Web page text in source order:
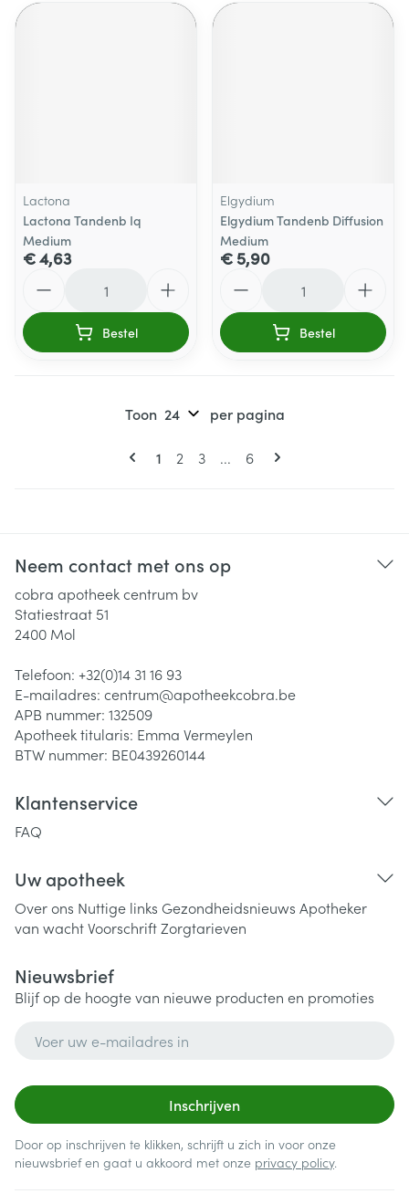
Lactona
Lactona Tandenb Iq
Medium
€ 4,63
Bestel
Elgydium
Elgydium Tandenb Diffusion
Medium
€ 5,90
Bestel
Pagina's
U lees momenteel pagina
1 Pagina
2 Pagina
3 ... Pagina
6
Toon per pagina
Neem contact met ons op
cobra apotheek centrum bv
Statiestraat 51
2400 Mol
Telefoon: +32(0)14 31 16 93
E-mailadres: centrum@apotheekcobra.be
APB nummer: 132509
Apotheek titularis: Emma Vermeylen
BTW nummer: BE0439260144
Klantenservice
FAQ
Uw apotheek
Over ons Nuttige links Gezondheidsnieuws Apotheker
van wachtVoorschriftZorgtarieven
Nieuwsbrief
Blijf op de hoogte van nieuwe producten en promoties
Inschrijven
Door op inschrijven te klikken, schrijft u zich in voor onze
nieuwsbrief en gaat u akkoord met onze privacy policy.